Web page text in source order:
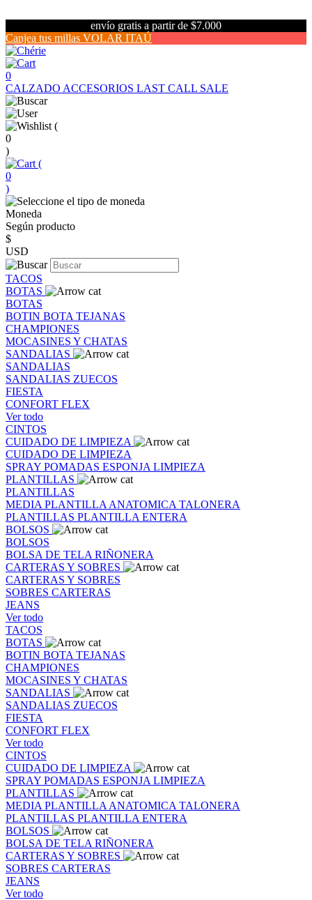
envío gratis a partir de $7.000
Canjea tus millas VOLAR ITAÚ
0
CALZADO ACCESORIOS LAST CALL SALE
(
0
)
(
0
)
Moneda
Según producto
$
USD
TACOS
BOTAS
BOTAS
BOTIN BOTA TEJANAS
CHAMPIONES
MOCASINES Y CHATAS
SANDALIAS
SANDALIAS
SANDALIAS ZUECOS
FIESTA
CONFORT FLEX
Ver todo
CINTOS
CUIDADO DE LIMPIEZA
CUIDADO DE LIMPIEZA
SPRAY POMADAS ESPONJA LIMPIEZA
PLANTILLAS
PLANTILLAS
MEDIA PLANTILLA ANATOMICA TALONERA
PLANTILLAS PLANTILLA ENTERA
BOLSOS
BOLSOS
BOLSA DE TELA RIÑONERA
CARTERAS Y SOBRES
CARTERAS Y SOBRES
SOBRES CARTERAS
JEANS
Ver todo
TACOS
BOTAS
BOTIN BOTA TEJANAS
CHAMPIONES
MOCASINES Y CHATAS
SANDALIAS
SANDALIAS ZUECOS
FIESTA
CONFORT FLEX
Ver todo
CINTOS
CUIDADO DE LIMPIEZA
SPRAY POMADAS ESPONJA LIMPIEZA
PLANTILLAS
MEDIA PLANTILLA ANATOMICA TALONERA
PLANTILLAS PLANTILLA ENTERA
BOLSOS
BOLSA DE TELA RIÑONERA
CARTERAS Y SOBRES
SOBRES CARTERAS
JEANS
Ver todo